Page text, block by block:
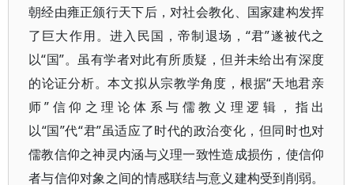
朝经由雍正颁行天下后，对社会教化、国家建构发挥
了巨大作用。进入民国，帝制退场，“君”遂被代之
以“国”。虽有学者对此有所质疑，但并未给出有深度
的论证分析。本文拟从宗教学角度，根据“天地君亲
师”信仰之理论体系与儒教义理逻辑，指出
以“国”代“君”虽适应了时代的政治变化，但同时也对
儒教信仰之神灵内涵与义理一致性造成损伤，使信仰
者与信仰对象之间的情感联结与意义建构受到削弱。